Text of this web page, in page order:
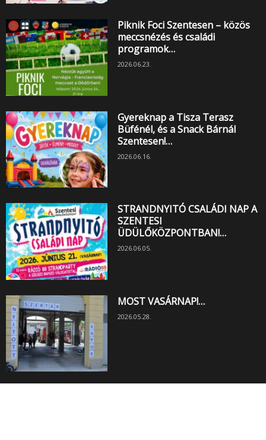
Piknik Foci Szentesen – közös
meccsnézés és családi
programok…
2026.06.23.
Gyereknap a Tisza Terasz
Büfénél, és a Snack Bárnál
Szentesen!…
2026.06.16.
STRANDNYITÓ CSALÁDI NAP A
SZENTESI
ÜDÜLŐKÖZPONTBAN!…
2026.06.05.
MOST VASÁRNAP!…
2026.05.28.